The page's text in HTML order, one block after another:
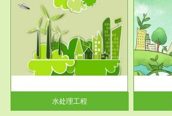
水处理工程
服务范围
园区环保管家
2016 年 4 月，环保部下发《关
于积极发挥环境保护作用促进供
给侧结...